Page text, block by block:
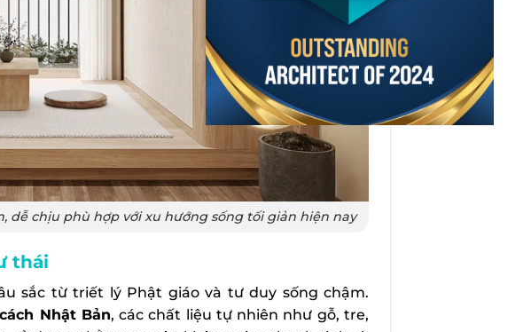
dễ chịu phù hợp với xu hướng sống tối giản hiện nay
thái
sắc từ triết lý Phật giáo và tư duy sống chậm.
Nhật Bản, các chất liệu tự nhiên như gỗ, tre,